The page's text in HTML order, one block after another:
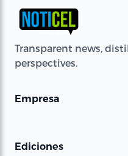
Transparent news,
perspectives.
Empresa
Ediciones